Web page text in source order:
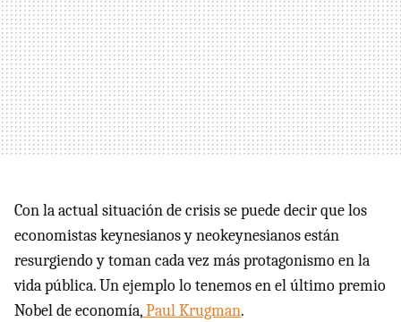
Con la actual situación de crisis se puede decir que los
economistas keynesianos y neokeynesianos están
resurgiendo y toman cada vez más protagonismo en la
vida pública. Un ejemplo lo tenemos en el último premio
Nobel de economía,Paul Krugman.